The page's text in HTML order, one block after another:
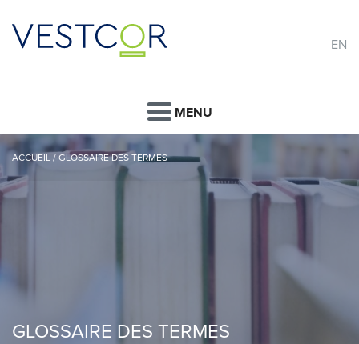
EN
MENU
ACCUEIL / GLOSSAIRE DES TERMES
GLOSSAIRE DES TERMES